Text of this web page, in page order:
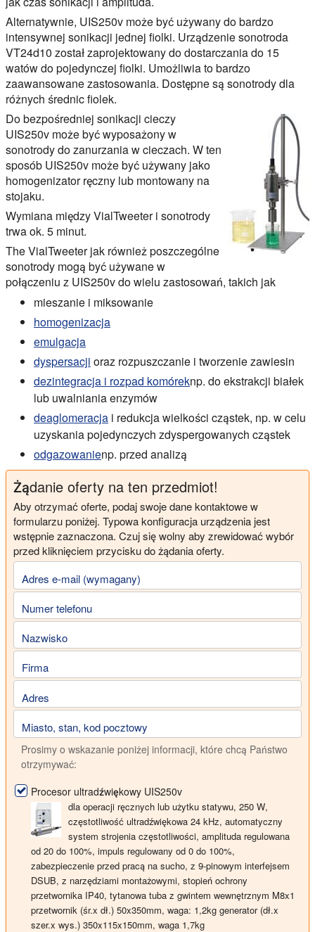
Alternatywnie, UIS250v może być używany do bardzo
intensywnej sonikacji jednej fiolki. Urządzeniesonotroda
VT24d10 został zaprojektowany do dostarczania do 15
watów do pojedynczej fiolki. Umożliwia to bardzo
zaawansowane zastosowania. Dostępne są sonotrody dla
różnych średnic fiolek.
Do bezpośredniej sonikacji cieczy
UIS250v może być wyposażony w
sonotrody do zanurzania w cieczach. W ten
sposób UIS250v może być używany jako
homogenizator ręczny lub montowany na
stojaku.
Wymiana międzyVialTweeteri sonotrody
trwa ok. 5 minut.
TheVialTweeterjak również poszczególne
sonotrody mogą być używane w
połączeniu z UIS250v do wielu zastosowań, takich jak
mieszanie i miksowanie
homogenizacja
emulgacja
dyspersacji oraz rozpuszczanie i tworzenie zawiesin
dezintegracja i rozpad komóreknp. do ekstrakcji białek
lub uwalniania enzymów
deaglomeracja i redukcja wielkości cząstek, np. w celu
uzyskania pojedynczych zdyspergowanych cząstek
odgazowanienp. przed analizą
Żądanie oferty na ten przedmiot!
Aby otrzymać oferte, podaj swoje dane kontaktowe w
formularzu poniżej. Typowa konfiguracja urządzenia jest
wstępnie zaznaczona. Czuj się wolny aby zrewidować wybór
przed kliknięciem przycisku do żądania oferty.
Adres e-mail (wymagany)
Numer telefonu
Nazwisko
Firma
Adres
Miasto, stan, kod pocztowy
Prosimy o wskazanie poniżej informacji, które chcą Państwo
otrzymywać:
Procesor ultradźwiękowy UIS250v
dla operacji ręcznych lub użytku statywu, 250 W,
częstotliwość ultradźwiękowa 24 kHz, automatyczny
system strojenia częstotliwości, amplituda regulowana
od 20 do 100%, impuls regulowany od 0 do 100%,
zabezpieczenie przed pracą na sucho, z 9-pinowym interfejsem
DSUB, z narzędziami montażowymi, stopień ochrony
przetwornika IP40, tytanowa tuba z gwintem wewnętrznym M8x1
przetwornik (śr.x dł.) 50x350mm, waga: 1,2kg generator (dł.x
szer.x wys.) 350x115x150mm, waga 1,7kg